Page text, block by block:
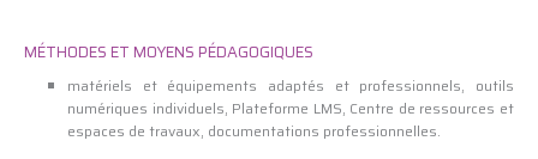
MÉTHODES ET MOYENS PÉDAGOGIQUES
matériels et équipements adaptés et professionnels, outils
numériques individuels, Plateforme LMS, Centre de ressources et
espaces de travaux, documentations professionnelles.